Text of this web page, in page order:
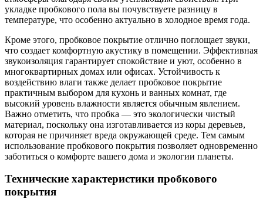
укладке пробкового пола вы почувствуете разницу в
температуре, что особенно актуально в холодное время года.
Кроме этого, пробковое покрытие отлично поглощает звуки,
что создает комфортную акустику в помещении. Эффективная
звукоизоляция гарантирует спокойствие и уют, особенно в
многоквартирных домах или офисах. Устойчивость к
воздействию влаги также делает пробковое покрытие
практичным выбором для кухонь и ванных комнат, где
высокий уровень влажности является обычным явлением.
Важно отметить, что пробка — это экологически чистый
материал, поскольку она изготавливается из коры деревьев,
которая не причиняет вреда окружающей среде. Тем самым
использование пробкового покрытия позволяет одновременно
заботиться о комфорте вашего дома и экологии планеты.
Технические характеристики пробкового
покрытия